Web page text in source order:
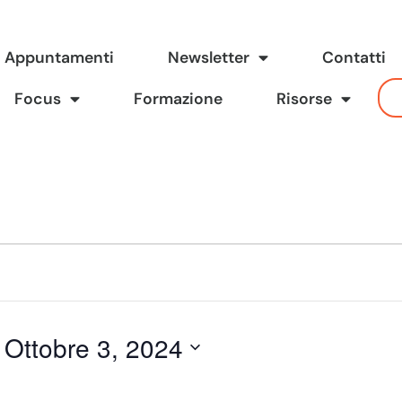
Appuntamenti Newsletter Contatti
Focus Formazione Risorse
Ottobre 3, 2024